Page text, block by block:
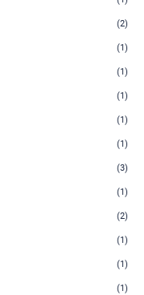
(2)
(1)
(1)
(1)
(1)
(1)
(3)
(1)
(2)
(1)
(1)
(1)